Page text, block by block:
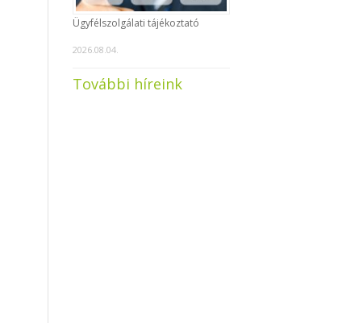
Ügyfélszolgálati tájékoztató
2026.08.04.
További híreink